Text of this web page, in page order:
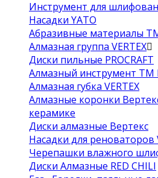
Инструмент для
Насадки YATO
Абразивные материалы
Алмазная группа VERTEX
Диски пильные PROCRAFT
Алмазный инструмент ТМ
Алмазная губка VERTEX
Алмазные коронки
керамике
Диски алмазные Вертекс
Насадки для реноваторов
Черепашки влажного
Диски Алмазные RED CHILI